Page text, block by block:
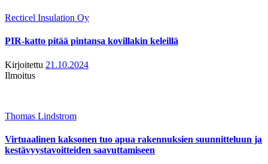
Recticel Insulation Oy
PIR-katto pitää pintansa kovillakin keleillä
Kirjoitettu 21.10.2024
Ilmoitus
Thomas Lindstrom
Virtuaalinen kaksonen tuo apua rakennuksien suunnitteluun ja
kestävyystavoitteiden saavuttamiseen